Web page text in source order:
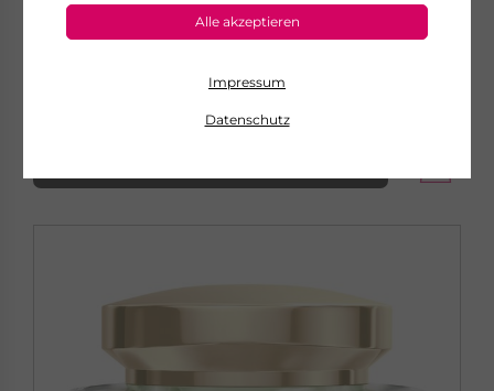
Alle akzeptieren
Impressum
Datenschutz